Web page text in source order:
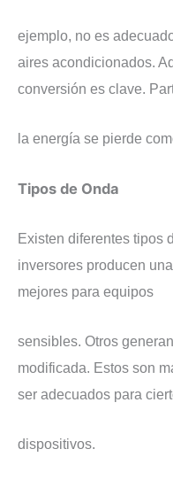
ejemplo, no es
aires acondicionados.
conversión es clave.
la energía se pierde
Tipos de Onda
Existen diferentes tipos
inversores producen
mejores para equipos
sensibles. Otros
modificada. Estos son
ser adecuados para
dispositivos.